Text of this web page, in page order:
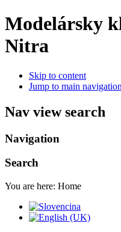
Modelársky
Nitra
Skip to content
Jump to main
Nav view search
Navigation
Search
You are here: Home